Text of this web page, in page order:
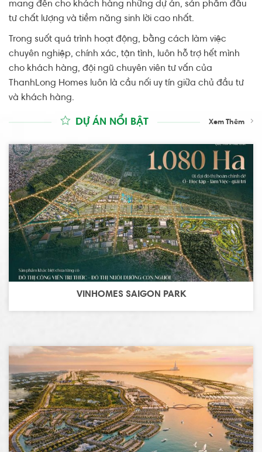
mang đến cho khách hàng những dự án, sản phẩm đầu
tư chất lượng và tiềm năng sinh lời cao nhất.
Trong suốt quá trình hoạt động, bằng cách làm việc
chuyên nghiệp, chính xác, tận tình, luôn hỗ trợ hết mình
cho khách hàng, đội ngũ chuyên viên tư vấn của
ThanhLong Homes luôn là cầu nối uy tín giữa chủ đầu tư
và khách hàng.
DỰ ÁN NỔI BẬT Xem Thêm
VINHOMES SAIGON PARK